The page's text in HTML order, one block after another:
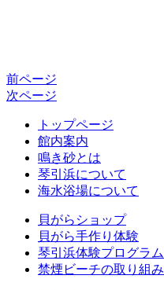
前ページ
次ページ
トップページ
館内案内
鳴き砂とは
琴引浜について
海水浴場について
貝がらショップ
貝がら手作り体験
琴引浜体験プログラム
禁煙ビーチの取り組み